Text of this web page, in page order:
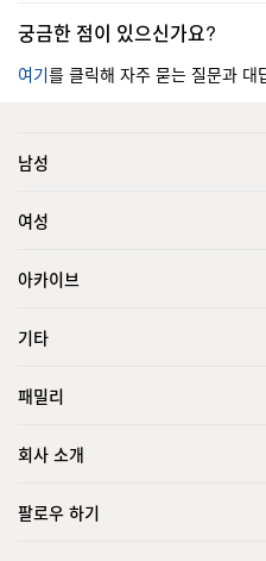
궁금한 점이 있으신가요?
여기를 클릭해 자주 묻는 질문과 대
남성
여성
아카이브
기타
패밀리
회사 소개
팔로우 하기